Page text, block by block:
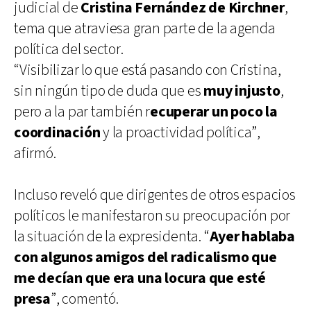
judicial deCristina Fernández de Kirchner,
tema que atraviesa gran parte de la agenda
política del sector.
“Visibilizar lo que está pasando con Cristina,
sin ningún tipo de duda que esmuy injusto,
pero a la par también recuperar un poco la
coordinacióny la proactividad política”,
afirmó.
Incluso reveló que dirigentes de otros espacios
políticos le manifestaron su preocupación por
la situación de la expresidenta. “Ayer hablaba
con algunos amigos del radicalismo que
me decían que era una locura que esté
presa”, comentó.